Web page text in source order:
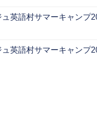
ュ英語村サマーキャンプ
ュ英語村サマーキャンプ